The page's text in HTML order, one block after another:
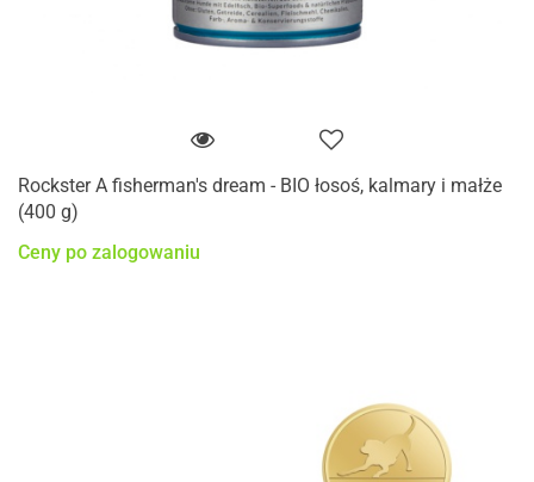
Rockster A fisherman's dream - BIO łosoś, kalmary i małże
(400 g)
Ceny po zalogowaniu